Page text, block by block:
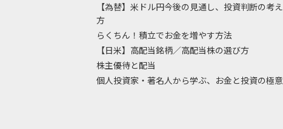
【為替】米ドル円今後の見通し、投資判断の考え
方
らくちん！積立でお金を増やす方法
【日米】高配当銘柄／高配当株の選び方
株主優待と配当
個人投資家・著名人から学ぶ、お金と投資の極意